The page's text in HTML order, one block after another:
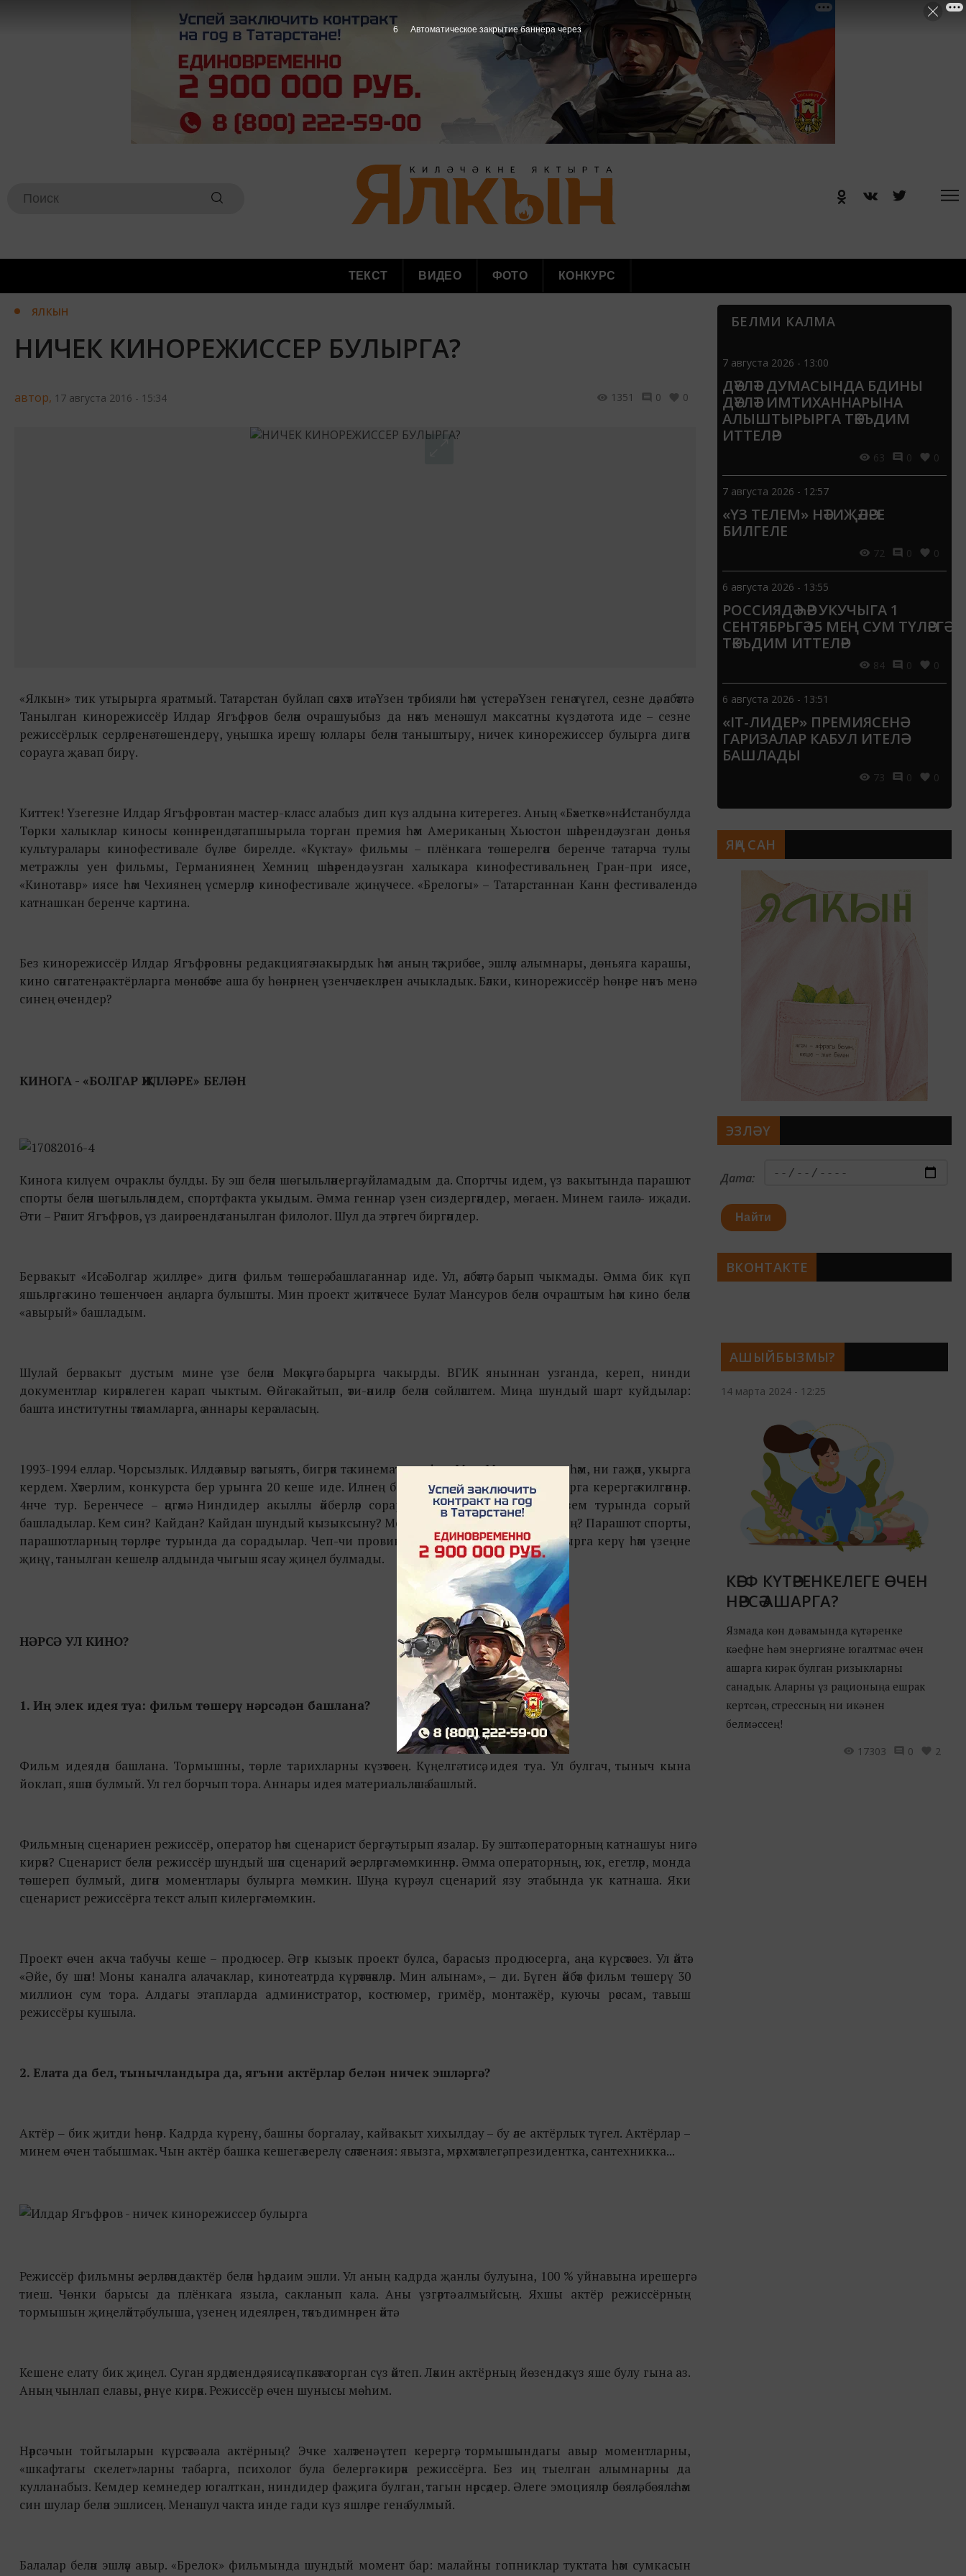
ТЕКСТ ВИДЕО ФОТО КОНКУРС
ЯЛКЫН
НИЧЕК КИНОРЕЖИССЕР БУЛЫРГА?
автор, 17 августа 2016 - 15:34 1351 0 0
«Ялкын» тик утырырга яратмый. Татарстан буйлап сәяхәт итә. Үзен тәрбияли һәм үстерә. Үзен генә түгел, сезне дә, әлбәттә.
Танылган кинорежиссёр Илдар Ягъфәров белән очрашуыбыз да нәкъ менә шул максатны күздә тота иде – сезне
режиссёрлык серләренә төшендерү, уңышка ирешү юллары белән таныштыру, ничек кинорежиссер булырга дигән
сорауга җавап бирү.
Киттек! Үзегезне Илдар Ягъфәровтан мастер-класс алабыз дип күз алдына китерегез. Аның «Бәхеткәе»нә Истанбулда
Төрки халыклар киносы көннәрендә тапшырыла торган премия һәм Американың Хьюстон шәһәрендә узган дөнья
культуралары кинофестивале бүләге бирелде. «Күктау» фильмы – плёнкага төшерелгән беренче татарча тулы
метражлы уен фильмы, Германиянең Хемниц шәһәрендә узган халыкара кинофестивальнең Гран-при иясе,
«Кинотавр» иясе һәм Чехиянең үсмерләр кинофестивале җиңүчесе. «Брелогы» – Татарстаннан Канн фестивалендә
катнашкан беренче картина.
Без кинорежиссёр Илдар Ягъфәровны редакциягә чакырдык һәм аның тәҗрибәсе, эшләү алымнары, дөньяга карашы,
кино сәнгатенә, актёрларга мөнәсәбәте аша бу һөнәрнең үзенчәлекләрен ачыкладык. Бәлки, кинорежиссёр һөнәре нәкъ менә
синең өчендер?
КИНОГА - «БОЛГАР ҖИЛЛӘРЕ» БЕЛӘН
Кинога килүем очраклы булды. Бу эш белән шөгыльләнергә уйламадым да. Спортчы идем, үз вакытында парашют
спорты белән шөгыльләндем, спортфакта укыдым. Әмма геннар үзен сиздергәндер, мөгаен. Минем гаилә – иҗади.
Әти – Рәшит Ягъфәров, үз даирәсендә танылган филолог. Шул да этәргеч биргәндер.
Бервакыт «Исә Болгар җилләре» дигән фильм төшерә башлаганнар иде. Ул, әлбәттә, барып чыкмады. Әмма бик күп
яшьләргә кино төшенчәсен аңларга булышты. Мин проект җитәкчесе Булат Мансуров белән очраштым һәм кино белән
«авырый» башладым.
Шулай бервакыт дустым мине үзе белән Мәскәүгә барырга чакырды. ВГИК яныннан узганда, кереп, нинди
документлар кирәклеген карап чыктым. Өйгә кайтып, әти-әниләр белән сөйләштем. Миңа шундый шарт куйдылар:
башта институтны тәмамларга, ә аннары керә аласың.
1993-1994 еллар. Чорсызлык. Илдә авыр вәзгыять, бигрәк тә кинематографта. Мин Мәскәүгә киттем һәм, ни гаҗәп, укырга
кердем. Хәтерлим, конкурста бер урынга 20 кеше иде. Илнең барлык почмакларыннан укырга керергә килгәннәр.
4нче тур. Беренчесе – әңгәмә. Ниндидер акыллы әйберләр сорарлар дип уйлаган идем. Үзем турында сорый
башладылар. Кем син? Кайдан? Кайдан шундый кызыксыну? Моңарчы нәрсә белән шөгыльләндең? Парашют спорты,
парашютларның төрләре турында да сорадылар. Чеп-чи провинциал була торып, Мәскәүгә укырга керү һәм үзеңне
җиңү, танылган кешеләр алдында чыгыш ясау җиңел булмады.
НӘРСӘ УЛ КИНО?
1. Иң элек идея туа: фильм төшерү нәрсәдән башлана?
Фильм идеядән башлана. Тормышны, төрле тарихларны күзәтәсең. Күңелгә тисә, идея туа. Ул булгач, тыныч кына
йоклап, яшәп булмый. Ул гел борчып тора. Аннары идея материальләшә башлый.
Фильмның сценариен режиссёр, оператор һәм сценарист бергә утырып язалар. Бу эштә операторның катнашуы нигә
кирәк? Сценарист белән режиссёр шундый шәп сценарий әзерләргә мөмкиннәр. Әмма операторның, юк, егетләр, монда
төшереп булмый, дигән моментлары булырга мөмкин. Шуңа күрә ул сценарий язу этабында ук катнаша. Яки
сценарист режиссёрга текст алып килергә мөмкин.
Проект өчен акча табучы кеше – продюсер. Әгәр кызык проект булса, барасыз продюсерга, аңа күрсәтәсез. Ул әйтә:
«Әйе, бу шәп! Моны каналга алачаклар, кинотеатрда күрәтәчәкләр. Мин алынам», ‒ ди. Бүген әйбәт фильм төшерү 30
миллион сум тора. Алдагы этапларда администратор, костюмер, гримёр, монтажёр, куючы рәссам, тавыш
режиссёры кушыла.
2. Елата да бел, тынычландыра да, ягъни актёрлар белән ничек эшләргә?
Актёр ‒ бик җитди һөнәр. Кадрда күренү, башны боргалау, кайвакыт хихылдау – бу әле актёрлык түгел. Актёрлар –
минем өчен табышмак. Чын актёр башка кешегә әверелү сәләтенә ия: явызга, мәрхәмәтлегә, президентка, сантехникка...
Режиссёр фильмны әзерләгәндә актёр белән һәрдаим эшли. Ул аның кадрда җанлы булуына, 100 % уйнавына ирешергә
тиеш. Чөнки барысы да плёнкага языла, сакланып кала. Аны үзгәртә алмыйсың. Яхшы актёр режиссёрның
тормышын җиңеләйтә, булыша, үзенең идеяләрен, тәкъдимнәрен әйтә.
Кешене елату бик җиңел. Суган ярдәмендә, яисә үпкәләтә торган сүз әйтеп. Ләкин актёрның йөзендә күз яше булу гына аз.
Аның чынлап елавы, әрнүе кирәк. Режиссёр өчен шунысы мөһим.
Нәрсә чын тойгыларын күрсәтә ала актёрның? Эчке халәтенә үтеп керергә, тормышындагы авыр моментларны,
«шкафтагы скелет»ларны табарга, психолог була белергә кирәк режиссёрга. Без иң тыелган алымнарны да
кулланабыз. Кемдер кемнедер югалткан, ниндидер фаҗига булган, тагын нәрсәдер. Әлеге эмоцияләр бөялә, бөялә һәм
син шулар белән эшлисең. Менә шул чакта инде гади күз яшләре генә булмый.
Балалар белән эшләү авыр. «Брелок» фильмында шундый момент бар: малайны гопниклар туктата һәм сумкасын
БЕЛМИ КАЛМА
7 августа 2026 - 13:00
ДӘҮЛӘТ ДУМАСЫНДА БДИНЫ
ДӘҮЛӘТ ИМТИХАННАРЫНА
АЛЫШТЫРЫРГА ТӘКЪДИМ
ИТТЕЛӘР
63 0 0
7 августа 2026 - 12:57
«ҮЗ ТЕЛЕМ» НӘТИҖӘЛӘРЕ
БИЛГЕЛЕ
72 0 0
6 августа 2026 - 13:55
РОССИЯДӘ ҺӘР УКУЧЫГА 1
СЕНТЯБРЬГӘ 15 МЕҢ СУМ ТҮЛӘРГӘ
ТӘКЪДИМ ИТТЕЛӘР
84 0 0
6 августа 2026 - 13:51
«IT-ЛИДЕР» ПРЕМИЯСЕНӘ
ГАРИЗАЛАР КАБУЛ ИТЕЛӘ
БАШЛАДЫ
73 0 0
АШЫЙБЫЗМЫ?
14 марта 2024 - 12:25
КӘЕФ КҮТӘРЕНКЕЛЕГЕ ӨЧЕН
НӘРСӘ АШАРГА?
Язмада көн дәвамында күтәренке
кәефне һәм энергияне югалтмас өчен
ашарга кирәк булган ризыкларны
санадык. Аларны үз рационыңа ешрак
кертсәң, стрессның ни икәнен
белмәссең!
17303
0 2
ЯҢА САН
ЭЗЛӘҮ
Дата:
Найти
ВКОНТАКТЕ
5 Автоматическое закрытие баннера через